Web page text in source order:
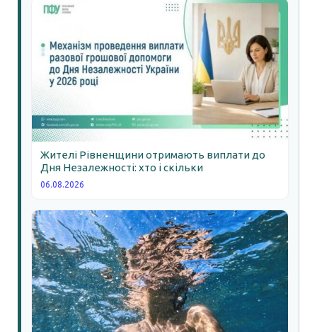
Жителі Рівненщини отримають виплати до
Дня Незалежності: хто і скільки
06.08.2026